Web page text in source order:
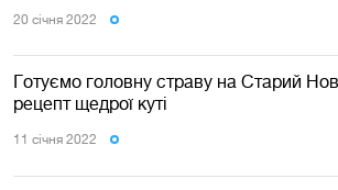
20 сiчня 2022
Готуємо головну страву на Старий
рецепт щедрої куті
11 сiчня 2022